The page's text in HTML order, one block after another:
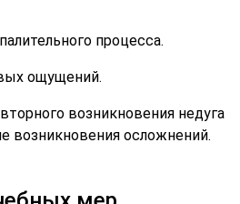
процесса.
ощущений.
возникновения недуга
возникновения осложнений.